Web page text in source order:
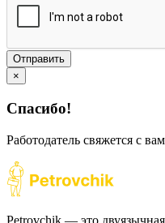
Отправить
×
Спасибо!
Работодатель свяжется с
Petrovchik — это